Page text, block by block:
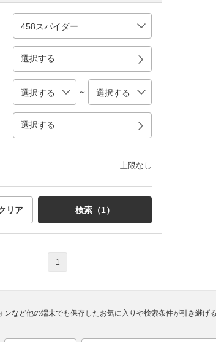
選択する
～
選択する
上限なし
リア 検索（1）
1
など他の端末でも保存したお気に入りや検索条件が引き継げる